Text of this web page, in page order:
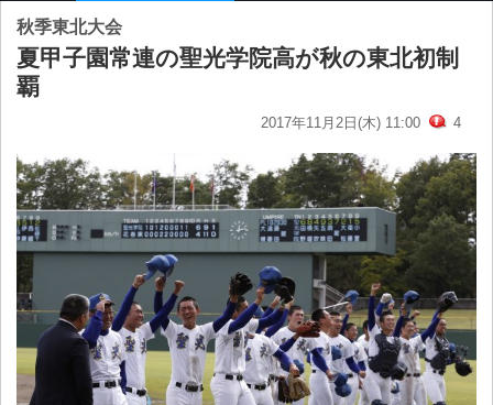
秋季東北大会
夏甲子園常連の聖光学院高が秋の東北初制
覇
2017年11月2日(木) 11:00 4